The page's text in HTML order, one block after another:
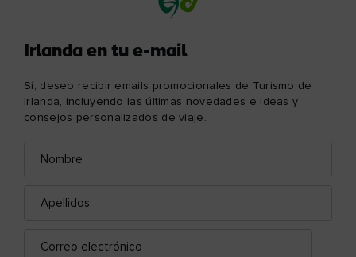
Irlanda en tu e-mail
Sí, deseo recibir emails promocionales de Turismo de
Irlanda, incluyendo las últimas novedades e ideas y
consejos personalizados de viaje.
electrónico
electrónico